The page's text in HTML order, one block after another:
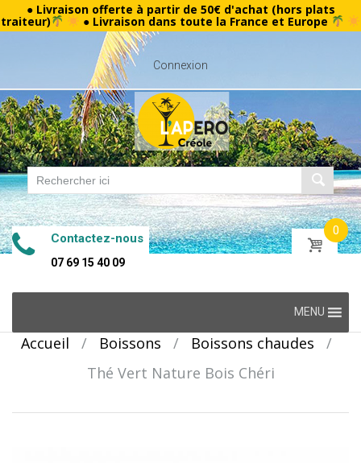
● Livraison offerte à partir de 50€ d'achat (hors plats
traiteur) ● Livraison dans toute la France et Europe
Connexion
Contactez-nous
07 69 15 40 09
0
content
MENU
Accueil / Boissons / Boissons chaudes
/
Thé Vert Nature Bois Chéri